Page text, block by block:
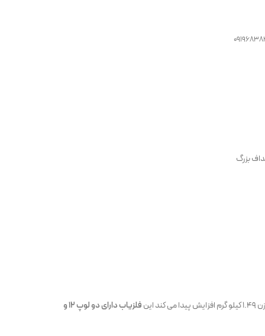
فلزیاب دارای دو لوپ ۱۲ و